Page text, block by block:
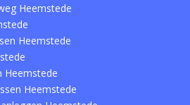
Heemstede
Heemstede
Heemstede
Heemstede